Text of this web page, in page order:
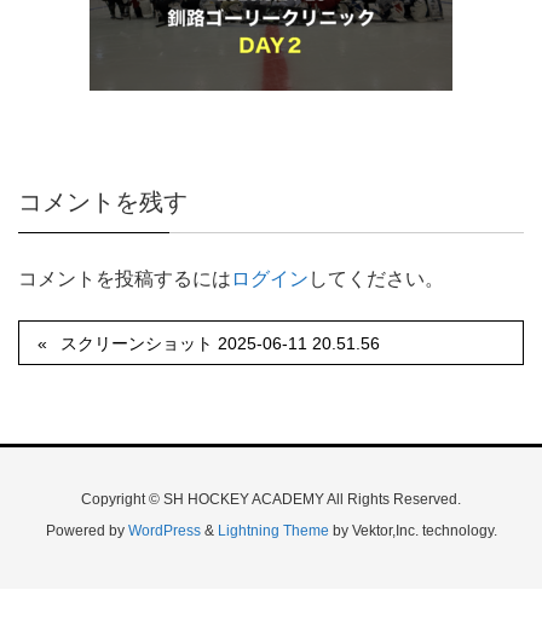
コメントを残す
コメントを投稿するには ログイン してください。
スクリーンショット 2025-06-11 20.51.56
Copyright © SH HOCKEY ACADEMY All Rights Reserved.
Powered by WordPress& Lightning Theme by Vektor,Inc. technology.